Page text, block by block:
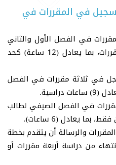
في المقررات في
في الفصل الأول والثاني
لطالب الدكتوراه هي أربعة مقررات، بما يعادل (12 ساعة) كحد
في ثلاثة مقررات في الفصل
دراسية.
في الفصل الصيفي لطالب
يعادل (6 ساعات).
والرسالة أن يتقدم بخطة
من دراسة أربعة مقررات أو